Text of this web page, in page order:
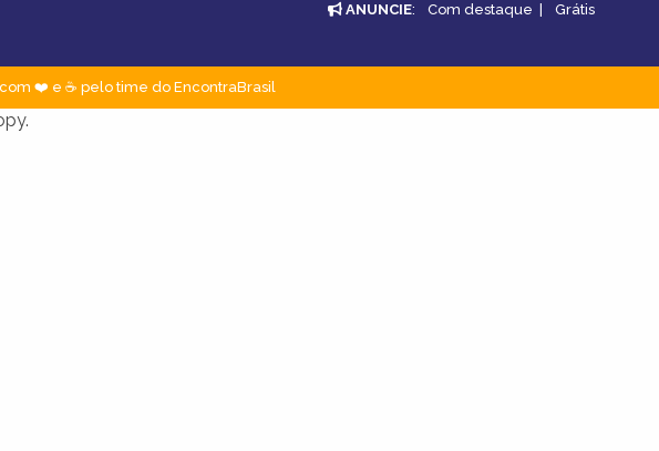
ANUNCIE: Com destaque | Grátis
❤️ e ☕ pelo time do EncontraBrasil